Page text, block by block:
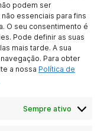
podem ser
essenciais para fins
O seu consentimento é
Pode definir as suas
mais tarde. A sua
Para obter
a nossa Política de
Sempre ativo